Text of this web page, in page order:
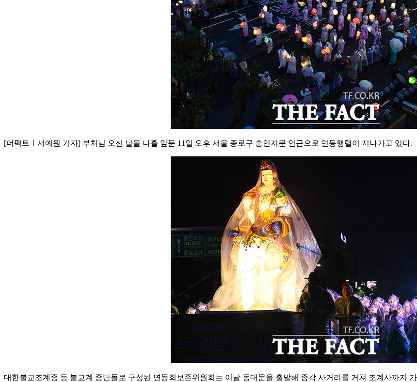
[더팩트ㅣ서예원 기자] 부처님 오신 날을 나흘 앞둔 11일 오후 서울 종로구 흥인지문 인근으로 연등행렬이 지나가고 있다.
대한불교조계종 등 불교계 종단들로 구성된 연등회보존위원회는 이날 동대문을 출발해 종각 사거리를 거쳐 조계사까지